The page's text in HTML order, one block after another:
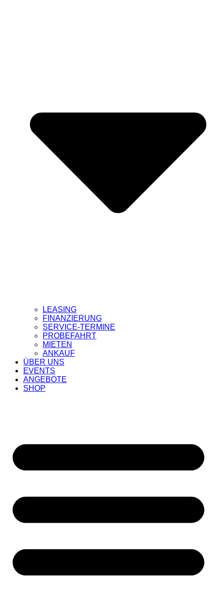
LEASING
FINANZIERUNG
SERVICE-TERMINE
PROBEFAHRT
MIETEN
ANKAUF
ÜBER UNS
EVENTS
ANGEBOTE
SHOP